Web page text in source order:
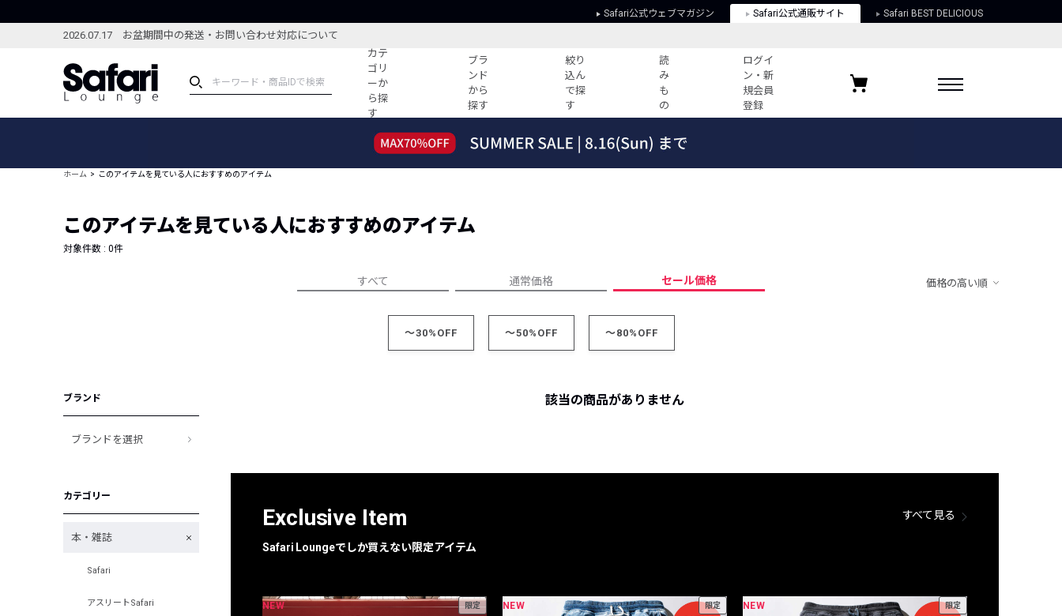
Safari公式ウェブマガジン Safari公式通販サイト Safari BEST DELICIOUS
2026.07.17 お盆期間中の発送・お問い合わせ対応について
カテ
ゴリ
ーか
ら探
す
ブラ
ンド
から
探す
絞り
込ん
で探
す
読
み
も
の
ログイ
ン・新
規会員
登録
ブランドから探す
新着アイテム
編集部のおすすめアイテム
特集記事
コーディネート
すべての記事
ーデ紹介
人気記事ランキング
ウィークリーコーデ
プライバシーポリシー
お気に入りブランド
ホーム このアイテムを見ている人におすすめのアイテム
このアイテムを見ている人におすすめのアイテム
対象件数 : 0件
すべて 通常価格 セール価格 価格の高い順
～30%OFF ～50%OFF ～80%OFF
ブランド
ブランドを選択
カテゴリー
本・雑誌
Safari
アスリートSafari
該当の商品がありません
Exclusive Item
Safari Loungeでしか買えない限定アイテム
すべて見る
NEW 限定 NEW 限定 NEW 限定